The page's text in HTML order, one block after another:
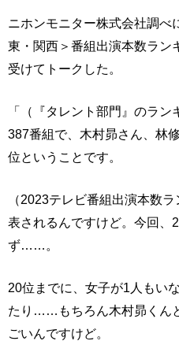
ニホンモニター株式会社調べ
東・関西＞番組出演本数ラン
受けてトークした。
「（『タレント部門』のラ
387番組で、木村昴さん、林
位ということです。
（2023テレビ番組出演本数
表されるんですけど。今回、
ず……。
20位までに、女子が1人もい
たり……もちろん木村昴くん
ごいんですけど。